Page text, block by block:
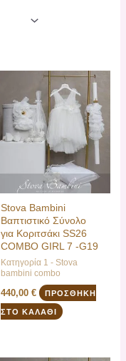
Stova Bambini
Βαπτιστικό Σύνολο
για Κοριτσάκι SS26
COMBO GIRL 7 -G19
Κατηγορία 1 - Stova
bambini combo
440,00 € ΠΡΟΣΘΉΚΗ
ΣΤΟ ΚΑΛΆΘΙ